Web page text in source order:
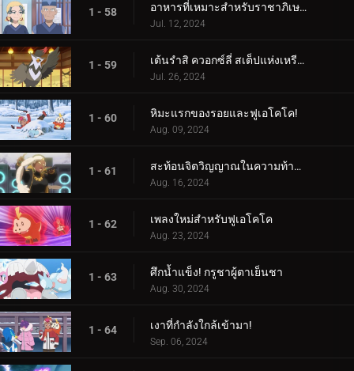
1 - 58 อาหารที่เหมาะสำหรับราชาภิเษก!
Jul. 12, 2024
1 - 59 เต้นรำสิ ควอกซ์ลี่ สเต็ปแห่งเหรียญสีน้ำเงิน!
Jul. 26, 2024
1 - 60 หิมะแรกของรอยและฟูเอโคโค!
Aug. 09, 2024
1 - 61 สะท้อนจิตวิญญาณในความท้าทายแห่งการสัมผัส!
Aug. 16, 2024
1 - 62 เพลงใหม่สำหรับฟูเอโคโค
Aug. 23, 2024
1 - 63 ศึกน้ำแข็ง! กรูชาผู้ตาเย็นชา
Aug. 30, 2024
1 - 64 เงาที่กำลังใกล้เข้ามา!
Sep. 06, 2024